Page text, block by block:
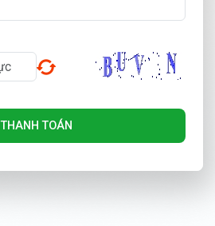
THANH TOÁN